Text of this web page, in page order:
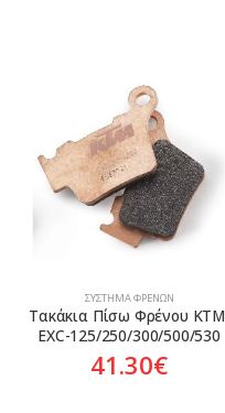
ΣΎΣΤΗΜΑ ΦΡΈΝΩΝ
Τακάκια Πίσω Φρένου KTM
EXC-125/250/300/500/530
41.30€